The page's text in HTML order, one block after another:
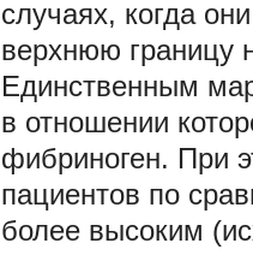
случаях, когда
верхнюю границу
Единственным
в отношении
фибриноген. При
пациентов по
более высоким